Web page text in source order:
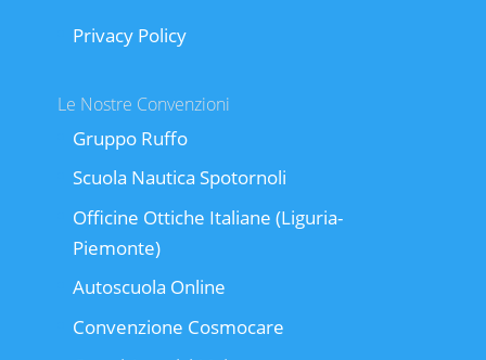
Privacy Policy
Le Nostre Convenzioni
Gruppo Ruffo
Scuola Nautica Spotornoli
Officine Ottiche Italiane (Liguria-
Piemonte)
Autoscuola Online
Convenzione Cosmocare